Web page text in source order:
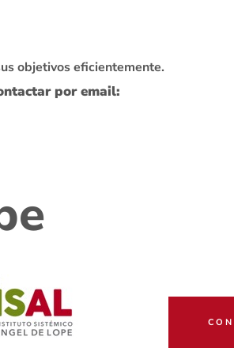
objetivos eficientemente.
por email: